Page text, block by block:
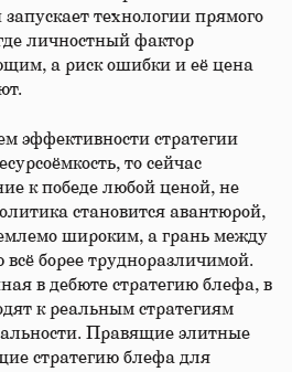
технологии прямого
личностный фактор
а риск ошибки и её цена
эффективности стратегии
то сейчас
к победе любой ценой, не
становится авантюрой,
широким, а грань между
борее трудноразличимой.
в дебюте стратегию блефа, в
к реальным стратегиям
Правящие элитные
стратегию блефа для